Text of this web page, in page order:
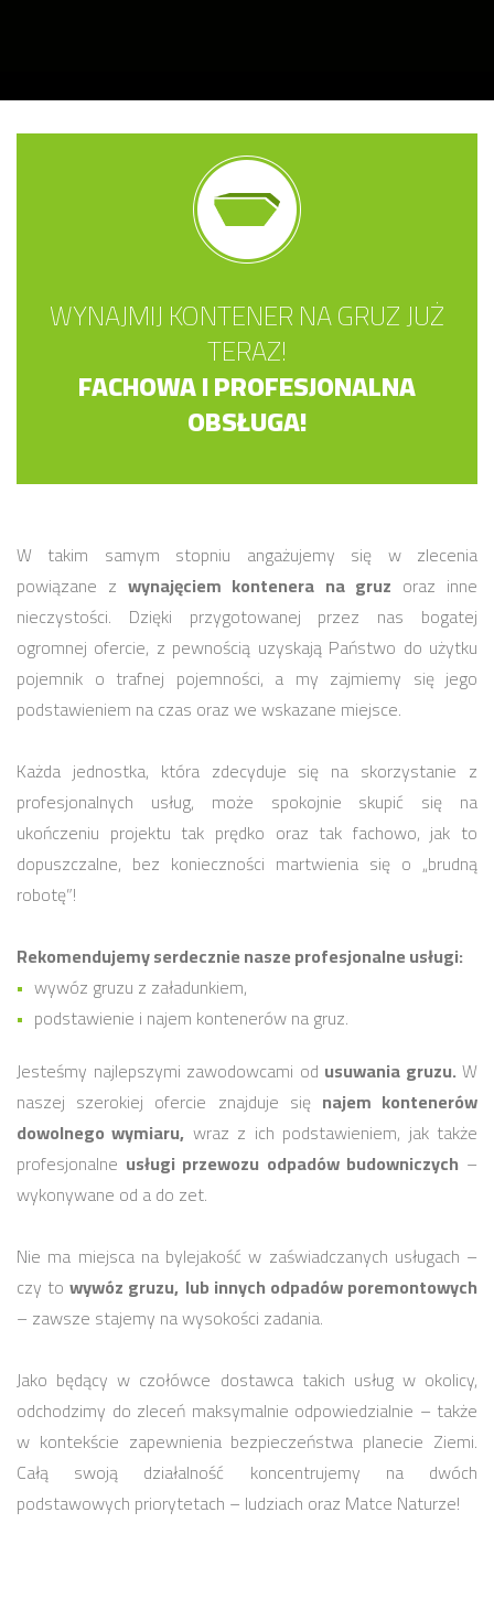
WYNAJMIJ KONTENER NA GRUZ JUŻ
TERAZ!
FACHOWA I PROFESJONALNA
OBSŁUGA!
W takim samym stopniu angażujemy się w zlecenia
powiązane zwynajęciem kontenera na gruz oraz inne
nieczystości. Dzięki przygotowanej przez nas bogatej
ogromnej ofercie, z pewnością uzyskają Państwo do użytku
pojemnik o trafnej pojemności, a my zajmiemy się jego
podstawieniem na czas oraz we wskazane miejsce.
Każda jednostka, która zdecyduje się na skorzystanie z
profesjonalnych usług, może spokojnie skupić się na
ukończeniu projektu tak prędko oraz tak fachowo, jak to
dopuszczalne, bez konieczności martwienia się o „brudną
robotę”!
Rekomendujemy serdecznie nasze profesjonalne usługi:
wywóz gruzu z załadunkiem,
podstawienie i najem kontenerów na gruz.
Jesteśmy najlepszymi zawodowcami od usuwania gruzu. W
naszej szerokiej ofercie znajduje się najem kontenerów
dowolnego wymiaru, wraz z ich podstawieniem, jak także
profesjonalne usługi przewozu odpadów budowniczych –
wykonywane od a do zet.
Nie ma miejsca na bylejakość w zaświadczanych usługach –
czy towywóz gruzu, lub innych odpadów poremontowych
– zawsze stajemy na wysokości zadania.
Jako będący w czołówce dostawca takich usług w okolicy,
odchodzimy do zleceń maksymalnie odpowiedzialnie – także
w kontekście zapewnienia bezpieczeństwa planecie Ziemi.
Całą swoją działalność koncentrujemy na dwóch
podstawowych priorytetach – ludziach oraz Matce Naturze!